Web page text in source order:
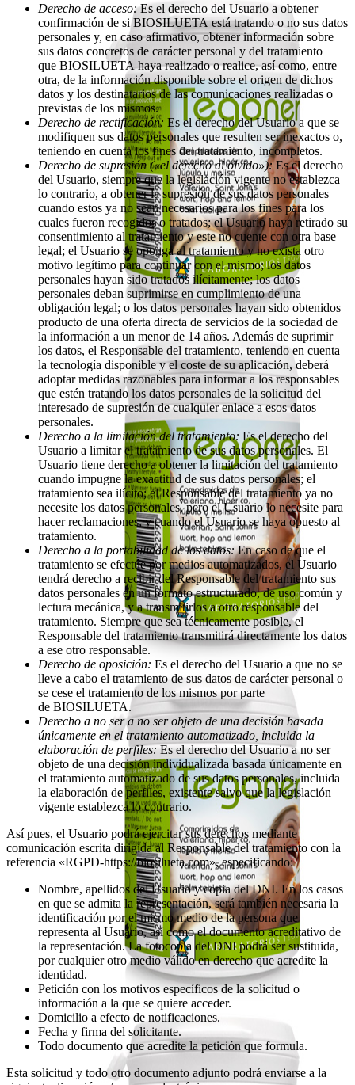
Derecho de acceso:Es el derecho del Usuario a obtener
confirmación de si BIOSILUETA está tratando o no sus datos
personales y, en caso afirmativo, obtener información sobre
sus datos concretos de carácter personal y del tratamiento
que BIOSILUETA haya realizado o realice, así como, entre
otra, de la información disponible sobre el origen de dichos
datos y los destinatarios de las comunicaciones realizadas o
previstas de los mismos.
Derecho de rectificación: Es el derecho del Usuario a que se
modifiquen sus datos personales que resulten ser inexactos o,
teniendo en cuenta los fines del tratamiento, incompletos.
Derecho de supresión («el derecho al olvido»):Es el derecho
del Usuario, siempre que la legislación vigente no establezca
lo contrario, a obtener la supresión de sus datos personales
cuando estos ya no sean necesarios para los fines para los
cuales fueron recogidos o tratados; el Usuario haya retirado su
consentimiento al tratamiento y este no cuente con otra base
legal; el Usuario se oponga al tratamiento y no exista otro
motivo legítimo para continuar con el mismo; los datos
personales hayan sido tratados ilícitamente; los datos
personales deban suprimirse en cumplimiento de una
obligación legal; o los datos personales hayan sido obtenidos
producto de una oferta directa de servicios de la sociedad de
la información a un menor de 14 años. Además de suprimir
los datos, el Responsable del tratamiento, teniendo en cuenta
la tecnología disponible y el coste de su aplicación, deberá
adoptar medidas razonables para informar a los responsables
que estén tratando los datos personales de la solicitud del
interesado de supresión de cualquier enlace a esos datos
personales.
Derecho a la limitación del tratamiento: Es el derecho del
Usuario a limitar el tratamiento de sus datos personales. El
Usuario tiene derecho a obtener la limitación del tratamiento
cuando impugne la exactitud de sus datos personales; el
tratamiento sea ilícito; el Responsable del tratamiento ya no
necesite los datos personales, pero el Usuario lo necesite para
hacer reclamaciones; y cuando el Usuario se haya opuesto al
tratamiento.
Derecho a la portabilidad de los datos:En caso de que el
tratamiento se efectúe por medios automatizados, el Usuario
tendrá derecho a recibir del Responsable del tratamiento sus
datos personales en un formato estructurado, de uso común y
lectura mecánica, y a transmitirlos a otro responsable del
tratamiento. Siempre que sea técnicamente posible, el
Responsable del tratamiento transmitirá directamente los datos
a ese otro responsable.
Derecho de oposición: Es el derecho del Usuario a que no se
lleve a cabo el tratamiento de sus datos de carácter personal o
se cese el tratamiento de los mismos por parte
de BIOSILUETA.
Derecho a no ser a no ser objeto de una decisión basada
únicamente en el tratamiento automatizado, incluida la
elaboración de perfiles:Es el derecho del Usuario a no ser
objeto de una decisión individualizada basada únicamente en
el tratamiento automatizado de sus datos personales, incluida
la elaboración de perfiles, existente salvo que la legislación
vigente establezca lo contrario.
Así pues, el Usuario podrá ejercitar sus derechos mediante
comunicación escrita dirigida al Responsable del tratamiento con la
referencia «RGPD-https://biosilueta.com», especificando:
Nombre, apellidos del Usuario y copia del DNI. En los casos
en que se admita la representación, será también necesaria la
identificación por el mismo medio de la persona que
representa al Usuario, así como el documento acreditativo de
la representación. La fotocopia del DNI podrá ser sustituida,
por cualquier otro medio válido en derecho que acredite la
identidad.
Petición con los motivos específicos de la solicitud o
información a la que se quiere acceder.
Domicilio a efecto de notificaciones.
Fecha y firma del solicitante.
Todo documento que acredite la petición que formula.
Esta solicitud y todo otro documento adjunto podrá enviarse a la